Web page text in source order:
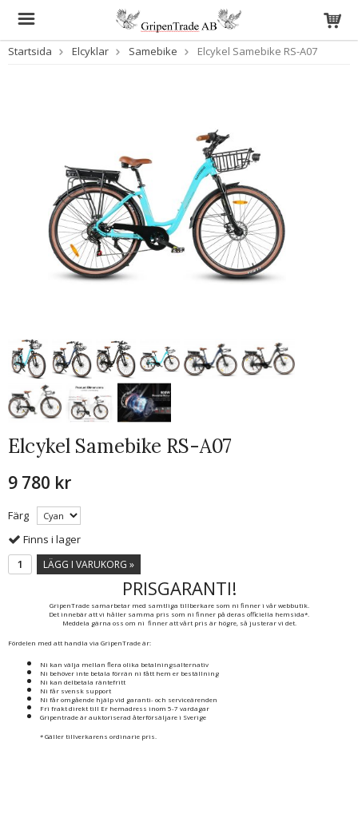
Startsida Elcyklar Samebike Elcykel Samebike RS-A07
Elcykel Samebike RS-A07
9 780 kr
Färg
Finns i lager
LÄGG I VARUKORG »
PRISGARANTI!
GripenTrade samarbetar med samtliga tillberkare som ni finner i vår webbutik.
Det innebär att vi håller samma pris som ni finner på deras officiella hemsida*.
Meddela gärna oss om ni finner att vårt pris är högre, så justerar vi det.
Fördelen med att handla via GripenTrade är:
Ni kan välja mellan flera olika betalningsalternativ
Ni behöver inte betala förrän ni fått hem er beställning
Ni kan delbetala räntefritt
Ni får svensk support
Ni får omgående hjälp vid garanti- och serviceärenden
Fri frakt direkt till Er hemadress inom 5-7 vardagar
Gripentrade är auktoriserad återförsäljare i Sverige
* Gäller tillverkarens ordinarie pris.